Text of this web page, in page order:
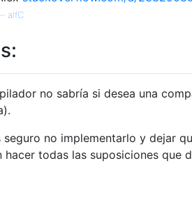
alfC
no sabría si desea una
seguro no implementarlo y dejar
hacer todas las suposiciones que